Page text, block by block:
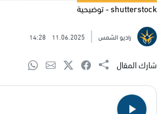
shutterstock - توضيحية
راديو الشمس 11.06.2025
14:28
شارك المقال